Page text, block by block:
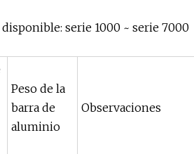
serie 1000 ~ serie 7000
Peso de la
barra de
aluminio
Observaciones